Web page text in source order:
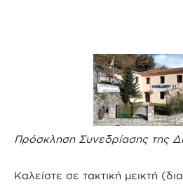
Πρόσκληση Συνεδρίασης της
Καλείστε σε τακτική μεικτή